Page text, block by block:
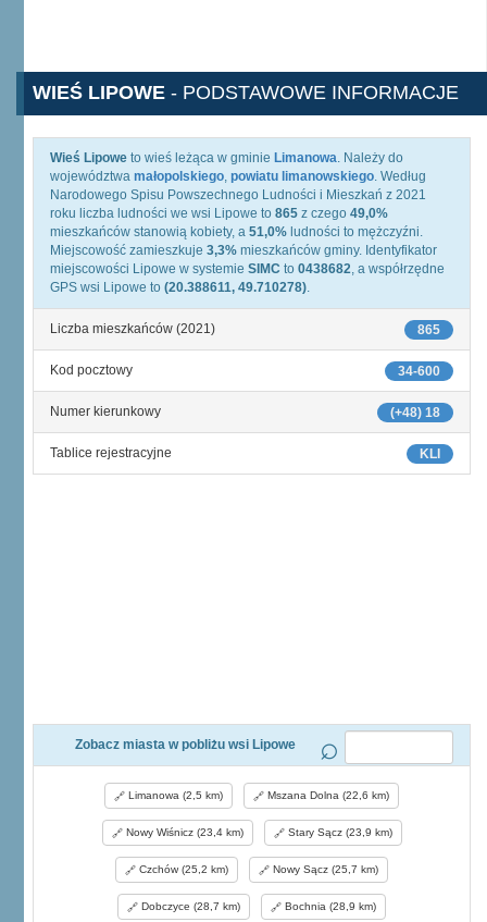
WIEŚ LIPOWE - PODSTAWOWE INFORMACJE
Wieś Lipowe to wieś leżąca w gminie Limanowa. Należy do
województwa małopolskiego, powiatu limanowskiego. Według
Narodowego Spisu Powszechnego Ludności i Mieszkań z 2021
roku liczba ludności we wsi Lipowe to 865 z czego 49,0%
mieszkańców stanowią kobiety, a 51,0% ludności to mężczyźni.
Miejscowość zamieszkuje 3,3% mieszkańców gminy. Identyfikator
miejscowości Lipowe w systemie SIMC to 0438682, a współrzędne
GPS wsi Lipowe to (20.388611, 49.710278).
865
Liczba mieszkańców (2021)
34-600
Kod pocztowy
(+48) 18
Numer kierunkowy
KLI
Tablice rejestracyjne
Zobacz miasta w pobliżu wsi Lipowe
Limanowa (2,5 km) Mszana Dolna (22,6 km)
Nowy Wiśnicz (23,4 km) Stary Sącz (23,9 km)
Czchów (25,2 km) Nowy Sącz (25,7 km)
Dobczyce (28,7 km) Bochnia (28,9 km)